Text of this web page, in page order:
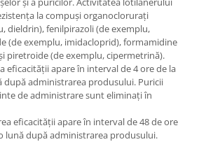
la compuși organoclorurați
dieldrin), fenilpirazoli (de exemplu,
(de exemplu, imidacloprid), formamidine
piretroide (de exemplu, cipermetrină).
eficacității apare în interval de 4 ore de la
după administrarea produsului. Puricii
de administrare sunt eliminați în
eficacității apare în interval de 48 de ore
lună după administrarea produsului.